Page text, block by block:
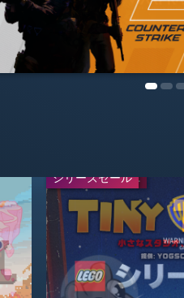
シリーズセール
WEEKEND DEAL
ライブ